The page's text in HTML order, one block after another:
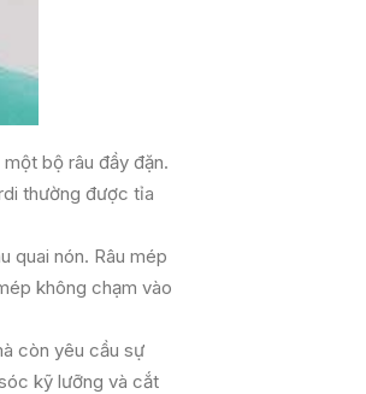
bộ râu đầy đặn.
thường được tỉa
quai nón. Râu mép
không chạm vào
còn yêu cầu sự
kỹ lưỡng và cắt